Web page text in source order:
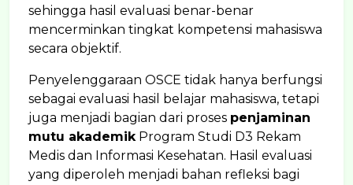
sehingga hasil evaluasi benar-benar
mencerminkan tingkat kompetensi mahasiswa
secara objektif.
Penyelenggaraan OSCE tidak hanya berfungsi
sebagai evaluasi hasil belajar mahasiswa, tetapi
juga menjadi bagian dari proses penjaminan
mutu akademikProgram Studi D3 Rekam
Medis dan Informasi Kesehatan. Hasil evaluasi
yang diperoleh menjadi bahan refleksi bagi